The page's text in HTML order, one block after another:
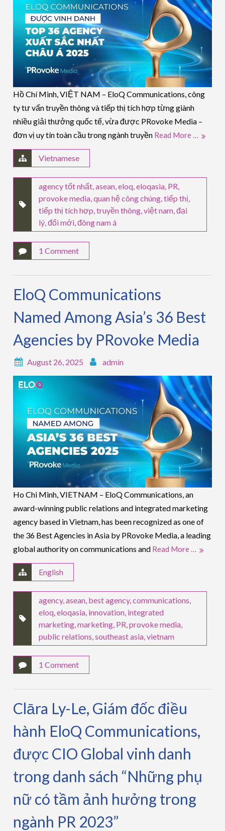
Hồ Chí Minh, VIỆT NAM – EloQ Communications, công
ty tư vấn truyền thông và tiếp thị tích hợp từng giành
nhiều giải thưởng quốc tế, vừa được PRovoke Media –
đơn vị uy tín toàn cầu trong ngành truyền Read More …
Vietnamese
agency tốt nhất ,asean ,eloq ,eloqasia PR
provoke media ,quan hệ công chúng ,tiếp thị
tiếp thị tích hợp ,truyền thông ,việt nam ,đại
lý ,đổi mới ,đông nam á
1 Comment
EloQ Communications
Named Among Asia’s 36 Best
Agencies by PRovoke Media
August 26, 2025 admin
Ho Chi Minh, VIETNAM – EloQ Communications, an
award-winning public relations and integrated marketing
agency based in Vietnam, has been recognized as one of
the 36 Best Agencies in Asia by PRovoke Media, a leading
global authority on communications and Read More …
English
agency,asean, best agency,communications,
eloq,eloqasia, innovation, integrated
marketing,marketing, PR,provoke media,
public relations,southeast asia,vietnam
1 Comment
Clāra Ly-Le, Giám đốc điều
hành EloQ Communications,
được CIO Global vinh danh
trong danh sách “Những phụ
nữ có tầm ảnh hưởng trong
ngành PR 2023”